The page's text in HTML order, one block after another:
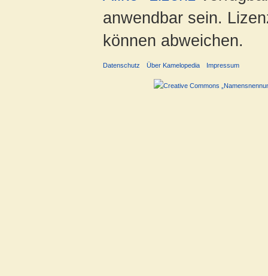
anwendbar sein.
können abweichen.
Datenschutz Über Kamelopedia Impressum